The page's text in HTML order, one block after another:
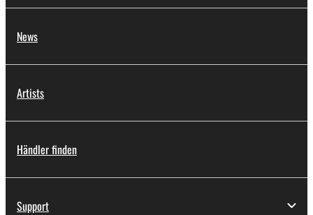
News
Artists
Händler finden
Support